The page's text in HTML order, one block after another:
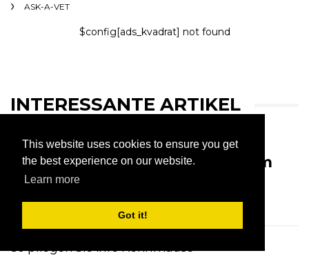
This website uses cookies to ensure you get
the best experience on our website.
Learn more
Got it!
ASK-A-VET
$config[ads_kvadrat] not found
INTERESSANTE ARTIKEL
Hunde mit schwarzer Färbung im
Maul
So pflegen Sie Ihre Rennmäuse